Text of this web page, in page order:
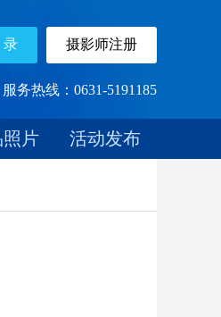
服务热线：0631-5191185
片 活动发布